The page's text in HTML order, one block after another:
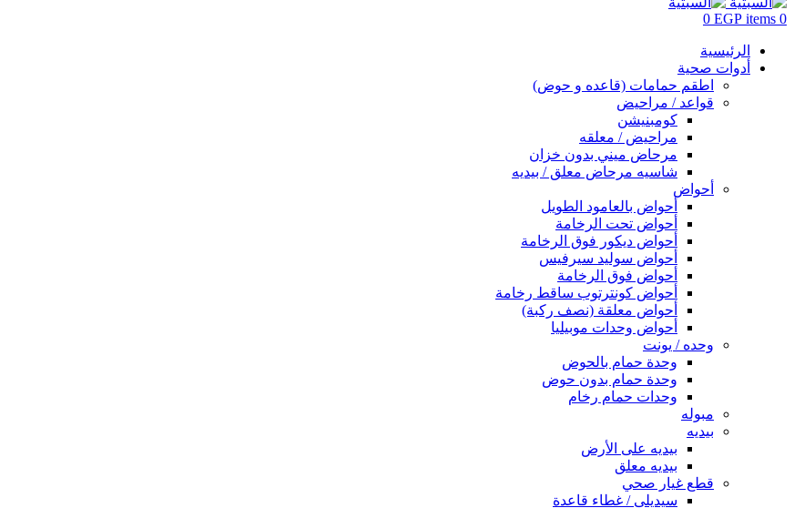
0
items
0 EGP
الرئيسية
أدوات صحية
اطقم حمامات (قاعده و حوض)
قواعد / مراحيض
كومبنيشن
مراحيض / معلقه
مرحاض ميني بدون خزان
شاسيه مرحاض معلق / بيديه
أحواض
أحواض بالعامود الطويل
أحواض تحت الرخامة
أحواض ديكور فوق الرخامة
أحواض سوليد سيرفيس
أحواض فوق الرخامة
أحواض كونترتوب ساقط رخامة
أحواض معلقة (نصف ركبة)
أحواض وحدات موبيليا
وحده / يونت
وحدة حمام بالحوض
وحدة حمام بدون حوض
وحدات حمام رخام
مبوله
بيديه
بيديه على الأرض
بيديه معلق
قطع غيار صحي
سيديلى / غطاء قاعدة